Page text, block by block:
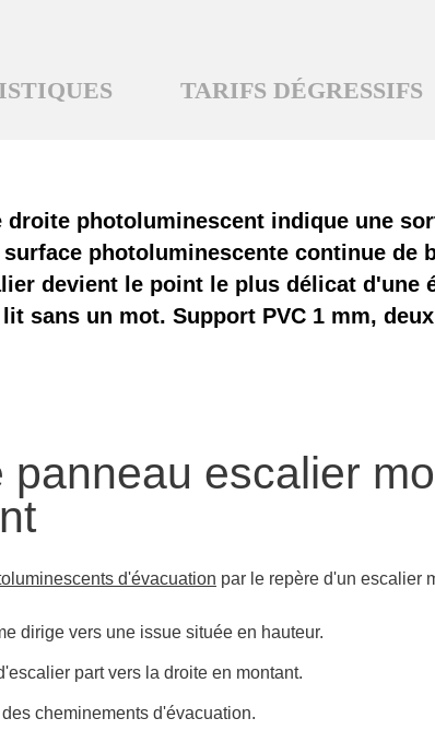
TARIFS DÉGRESSIFS
droite photoluminescent indique une
photoluminescente continue de
devient le point le plus délicat d'une
sans un mot. Support PVC 1 mm,
panneau escalier
d'évacuation par le repère d'un escalier
dirige vers une issue située en hauteur.
part vers la droite en montant.
cheminements d'évacuation.